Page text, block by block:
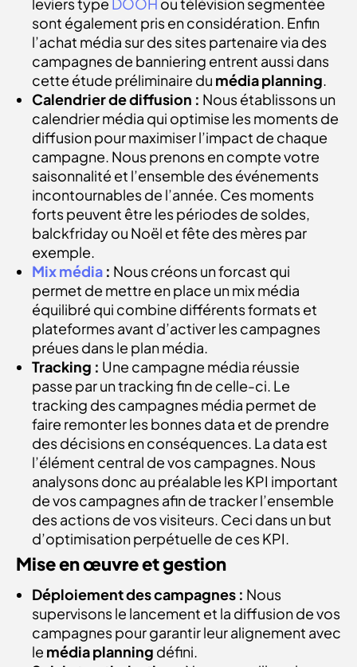
sont également pris en considération. Enfin
l’achat média sur des sites partenaire via des
campagnes de banniering entrent aussi dans
cette étude préliminaire du média planning.
Calendrier de diffusion : Nous établissons un
calendrier média qui optimise les moments de
diffusion pour maximiser l’impact de chaque
campagne. Nous prenons en compte votre
saisonnalité et l’ensemble des événements
incontournables de l’année. Ces moments
forts peuvent être les périodes de soldes,
balckfriday ou Noël et fête des mères par
exemple.
Mix média : Nous créons un forcast qui
permet de mettre en place un mix média
équilibré qui combine différents formats et
plateformes avant d’activer les campagnes
préues dans le plan média.
Tracking : Une campagne média réussie
passe par un tracking fin de celle-ci. Le
tracking des campagnes média permet de
faire remonter les bonnes data et de prendre
des décisions en conséquences. La data est
l’élément central de vos campagnes. Nous
analysons donc au préalable les KPI important
de vos campagnes afin de tracker l’ensemble
des actions de vos visiteurs. Ceci dans un but
d’optimisation perpétuelle de ces KPI.
Mise en œuvre et gestion
Déploiement des campagnes : Nous
supervisons le lancement et la diffusion de vos
campagnes pour garantir leur alignement avec
le média planning défini.